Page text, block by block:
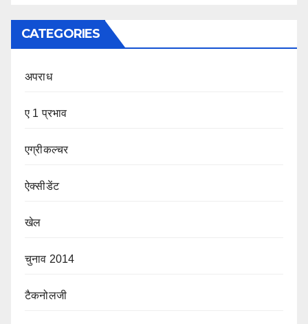
CATEGORIES
अपराध
ए 1 प्रभाव
एग्रीकल्चर
ऐक्सीडेंट
खेल
चुनाव 2014
टैकनोलजी